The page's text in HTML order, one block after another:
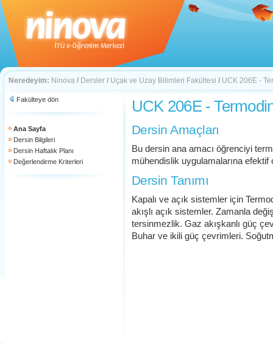
Neredeyim: Ninova / Dersler / Uçak ve Uzay Bilimleri Fakültesi / UCK 206E -
Fakülteye dön
Ana Sayfa
Dersin Bilgileri
Dersin Haftalık Planı
Değerlendirme Kriterleri
UCK 206E -
Dersin Amaçları
Bu dersin ana amacı öğrenciyi
mühendislik uygulamalarına efektif
Dersin Tanımı
Kapalı ve açık sistemler için
akışlı açık sistemler. Zamanla
tersinmezlik. Gaz akışkanlı güç
Buhar ve ikili güç çevrimleri.